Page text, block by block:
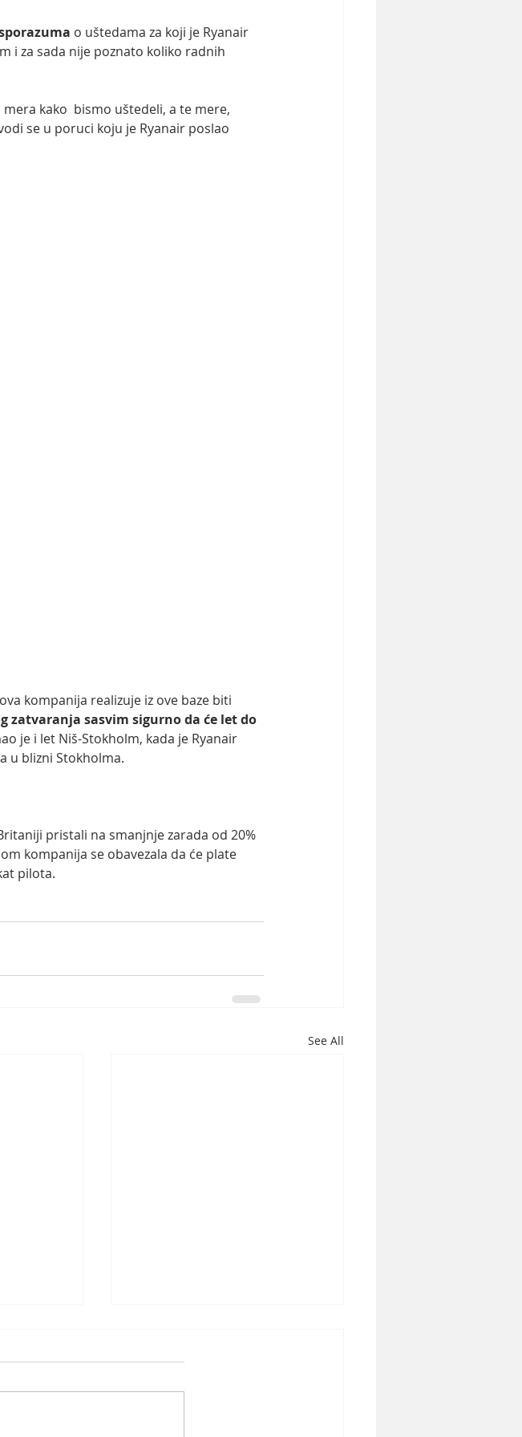
o uštedama za koji je Ryanair
i za sada nije poznato koliko radnih
kako  bismo uštedeli, a te mere,
se u poruci koju je Ryanair poslao
kompanija realizuje iz ove baze biti
zatvaranja sasvim sigurno da će let do
je i let Niš-Stokholm, kada je Ryanair
u blizni Stokholma.
pristali na smanjnje zarada od 20%
kompanija se obavezala da će plate
pilota.
See All